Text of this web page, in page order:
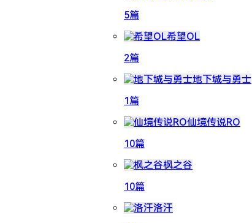
5篇
希望OL
2篇
地下城与勇士
1篇
仙境传说RO
10篇
枫之谷
10篇
洛汗